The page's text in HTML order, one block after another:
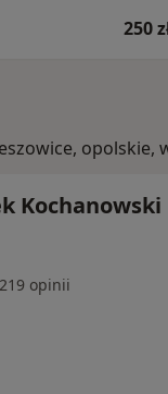
250
Kochanowski
219 opinii